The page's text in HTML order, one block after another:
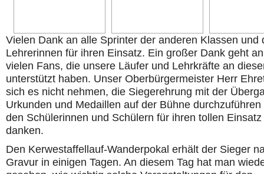
Vielen Dank an alle Sprinter der anderen Klassen und
Lehrerinnen für ihren Einsatz. Ein großer Dank geht
vielen Fans, die unsere Läufer und Lehrkräfte an
unterstützt haben. Unser Oberbürgermeister Herr
sich es nicht nehmen, die Siegerehrung mit der
Urkunden und Medaillen auf der Bühne durchzuführen
den Schülerinnen und Schülern für ihren tollen Einsatz
danken.
Den Kerwestaffellauf-Wanderpokal erhält der Sieger
Gravur in einigen Tagen. An diesem Tag hat man